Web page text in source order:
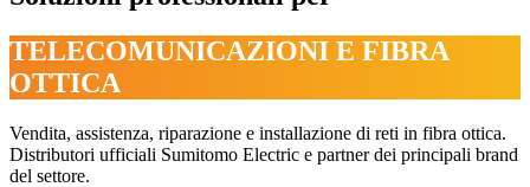
TELECOMUNICAZIONI E FIBRA
OTTICA
Vendita, assistenza, riparazione e installazione di reti in fibra ottica.
Distributori ufficiali Sumitomo Electric e partner dei principali brand
del settore.